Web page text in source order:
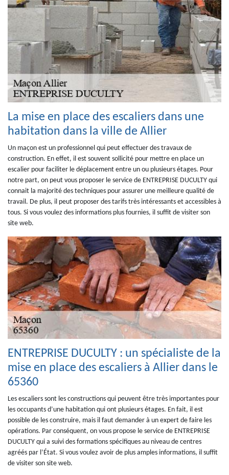
La mise en place des escaliers dans une
habitation dans la ville de Allier
Un maçon est un professionnel qui peut effectuer des travaux de
construction. En effet, il est souvent sollicité pour mettre en place un
escalier pour faciliter le déplacement entre un ou plusieurs étages. Pour
notre part, on peut vous proposer le service de ENTREPRISE DUCULTY qui
connait la majorité des techniques pour assurer une meilleure qualité de
travail. De plus, il peut proposer des tarifs très intéressants et accessibles à
tous. Si vous voulez des informations plus fournies, il suffit de visiter son
site web.
ENTREPRISE DUCULTY : un spécialiste de la
mise en place des escaliers à Allier dans le
65360
Les escaliers sont les constructions qui peuvent être très importantes pour
les occupants d’une habitation qui ont plusieurs étages. En fait, il est
possible de les construire, mais il faut demander à un expert de faire les
opérations. Par conséquent, on vous propose le service de ENTREPRISE
DUCULTY qui a suivi des formations spécifiques au niveau de centres
agréés par l’État. Si vous voulez avoir de plus amples informations, il suffit
de visiter son site web.